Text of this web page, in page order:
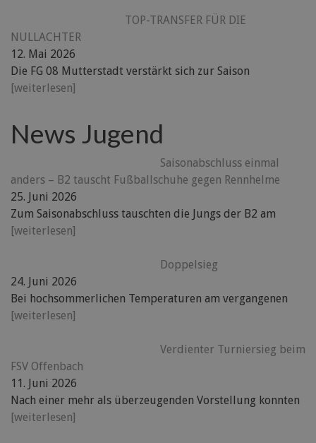
TOP-TRANSFER FÜR DIE
NULLACHTER
12. Mai 2026
Die FG 08 Mutterstadt verstärkt sich zur Saison
[weiterlesen]
News Jugend
Saisonabschluss einmal
anders – B2 tauscht Fußballschuhe gegen Rennhelme
25. Juni 2026
Zum Saisonabschluss tauschten die Jungs der B2 am
[weiterlesen]
Doppelsieg
24. Juni 2026
Bei hochsommerlichen Temperaturen am vergangenen
[weiterlesen]
Verdienter Turniersieg beim
FSV Offenbach
11. Juni 2026
Nach einer mehr als überzeugenden Vorstellung konnten
[weiterlesen]